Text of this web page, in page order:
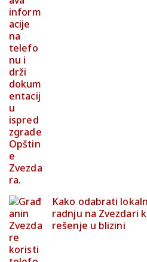
Kako odabrati
radnju na Zvezdari
rešenje u blizini